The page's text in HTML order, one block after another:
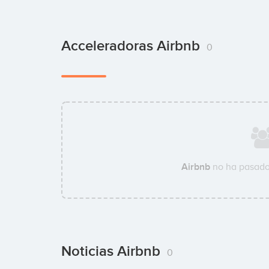
Acceleradoras Airbnb 0
Airbnb no ha
Noticias Airbnb 0